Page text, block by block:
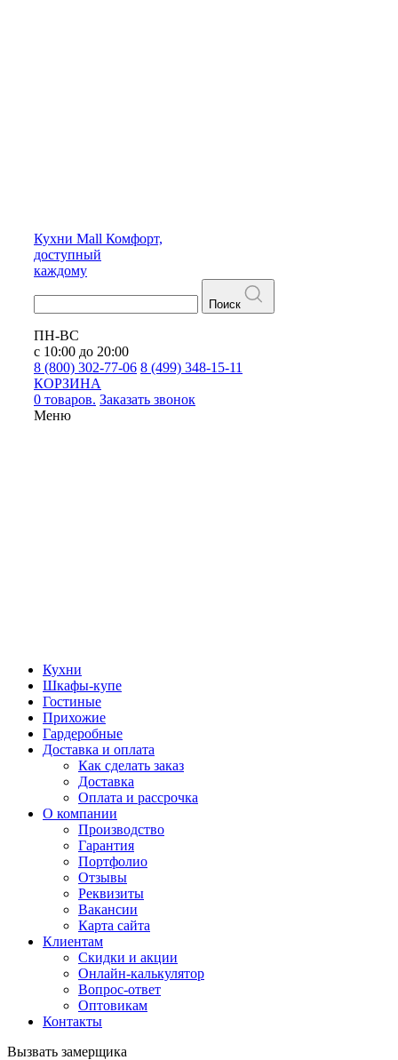
Кухни Mall Комфорт,
доступный
каждому
Поиск
ПН-ВС
с 10:00 до 20:00
8 (800) 302-77-06 8 (499) 348-15-11
КОРЗИНА
0 товаров. Заказать звонок
Меню
Кухни
Шкафы-купе
Гостиные
Прихожие
Гардеробные
Доставка и оплата
Как сделать заказ
Доставка
Оплата и рассрочка
О компании
Производство
Гарантия
Портфолио
Отзывы
Реквизиты
Вакансии
Карта сайта
Клиентам
Скидки и акции
Онлайн-калькулятор
Вопрос-ответ
Оптовикам
Контакты
Вызвать замерщика